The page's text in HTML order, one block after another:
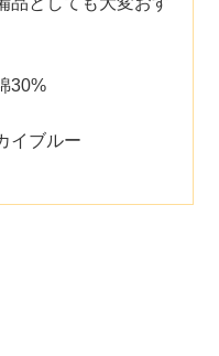
30%
イブルー